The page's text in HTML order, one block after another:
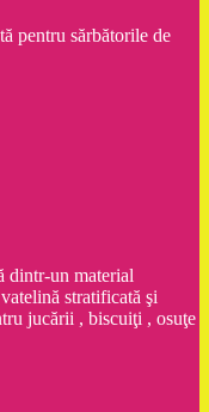
pentru sărbătorile de
dintr-un material
stratificată şi
jucării , biscuiţi , osuţe